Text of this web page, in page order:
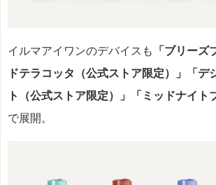
イルマアイワンのデバイスも
「ブリーズ
ドテラコッタ（公式ストア限定）」「デ
ト（公式ストア限定）」「ミッドナイト
で展開。